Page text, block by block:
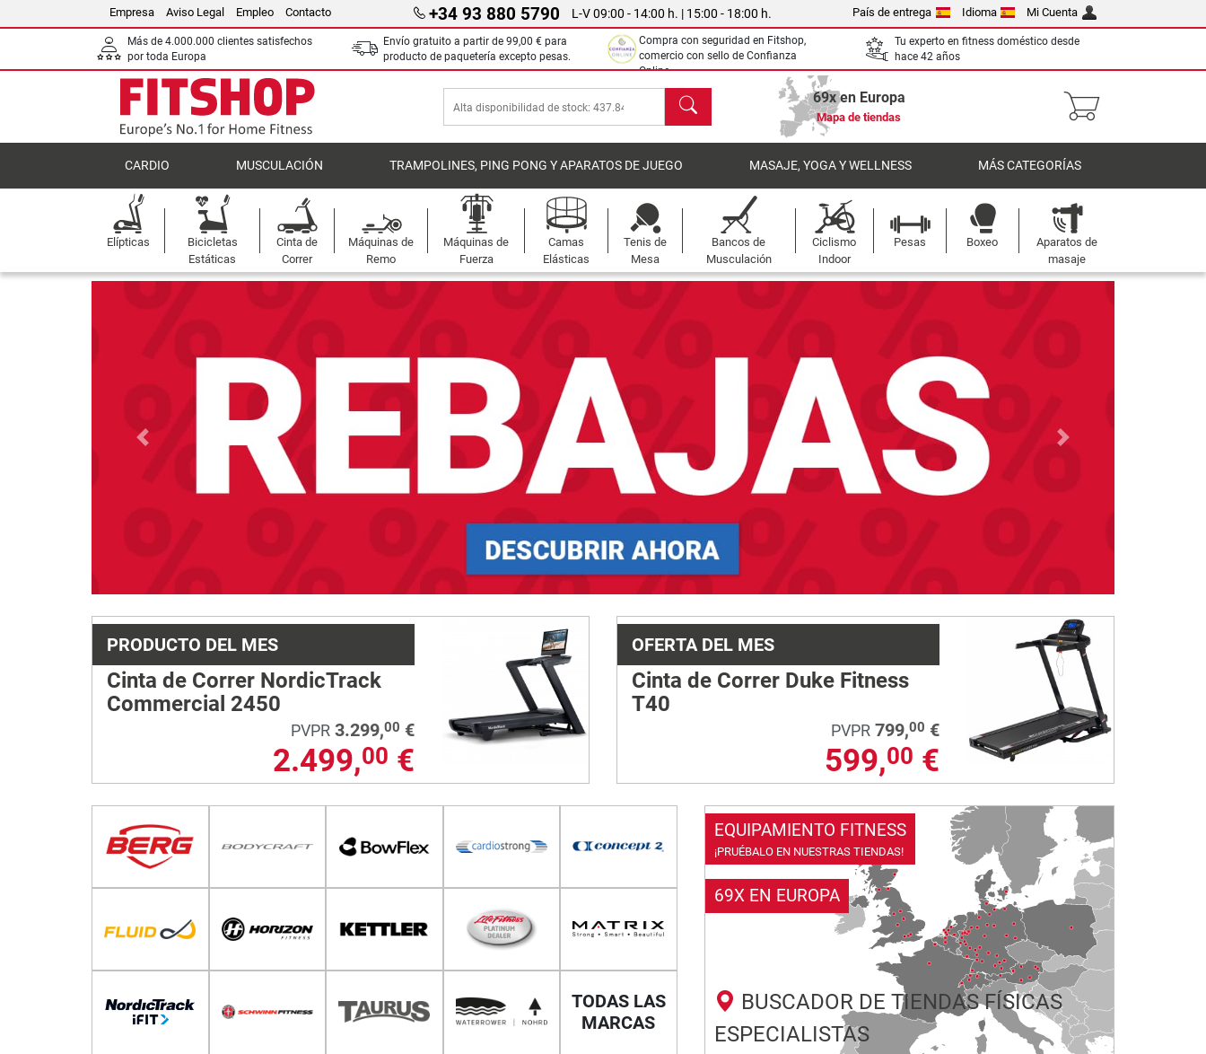
Empresa Aviso Legal Empleo Contacto +34 93 880 5790 L-V 09:00 - 14:00 h. | 15:00 - 18:00 h. País de entrega Idioma Mi Cuenta
Más de 4.000.000 clientes satisfechos
por toda Europa
Envío gratuito a partir de 99,00 € para
producto de paquetería excepto pesas.
Compra con seguridad en Fitshop,
comercio con sello de Confianza
Online.
Tu experto en fitness doméstico desde
hace 42 años
Buscar 69x en Europa
Mapa de tiendas
CARDIO MUSCULACIÓN TRAMPOLINES, PING PONG Y APARATOS DE JUEGO MASAJE, YOGA Y WELLNESS MÁS CATEGORÍAS
Elípticas
Bicicletas
Estáticas
Cinta de
Correr
Máquinas de
Remo
Máquinas de
Fuerza
Camas
Elásticas
Tenis de
Mesa
Bancos de
Musculación
Ciclismo
Indoor
Pesas Boxeo
Aparatos de
masaje
Previous Next
PRODUCTO DEL MES
Cinta de Correr NordicTrack
Commercial 2450
PVPR 3.299,00 €
2.499,00 €
OFERTA DEL MES
Cinta de Correr Duke Fitness
T40
PVPR 799,00 €
599,00 €
TODAS LAS
MARCAS
EQUIPAMIENTO FITNESS
¡PRUÉBALO EN NUESTRAS TIENDAS!
69X EN EUROPA
BUSCADOR DE TIENDAS FÍSICAS
ESPECIALISTAS